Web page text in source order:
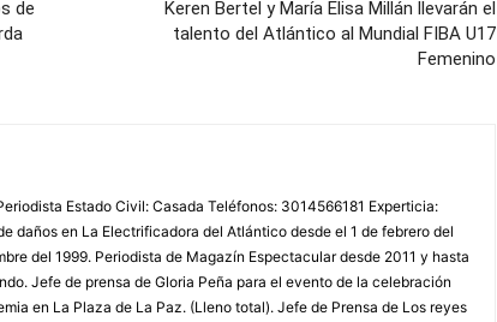
de
Keren Bertel y María Elisa Millán llevarán el
talento del Atlántico al Mundial FIBA U17
Femenino
Estado Civil: Casada Teléfonos: 3014566181 Experticia:
daños en La Electrificadora del Atlántico desde el 1 de febrero del
del 1999. Periodista de Magazín Espectacular desde 2011 y hasta
Jefe de prensa de Gloria Peña para el evento de la celebración
en La Plaza de La Paz. (Lleno total). Jefe de Prensa de Los reyes